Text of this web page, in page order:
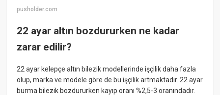
pusholder.com
22 ayar altın bozdururken ne kadar
zarar edilir?
22 ayar kelepçe altın bilezik modellerinde işçilik daha fazla
olup, marka ve modele göre de bu işçilik artmaktadır. 22 ayar
burma bilezik bozdururken kayıp oranı %2,5-3 oranındadır.